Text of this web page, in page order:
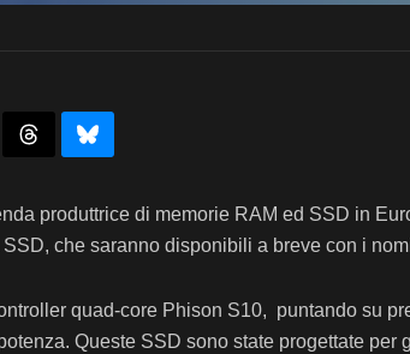
produttrice di memorie RAM ed SSD in
che saranno disponibili a breve con i
quad-core Phison S10, puntando su
Queste SSD sono state progettate